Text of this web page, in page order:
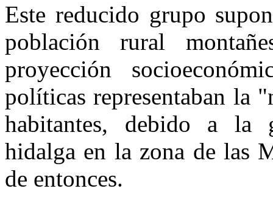
Este reducido grupo
población rural
proyección
políticas representaban la
habitantes, debido a la
hidalga en la zona de las
de entonces.